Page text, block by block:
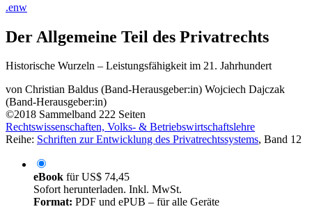
.enw
Der Allgemeine Teil des Privatrechts
Historische Wurzeln – Leistungsfähigkeit im 21. Jahrhundert
von Christian Baldus (Band-Herausgeber:in) Wojciech Dajczak
(Band-Herausgeber:in)
©2018 Sammelband 222 Seiten
Rechtswissenschaften, Volks- & Betriebswirtschaftslehre
Reihe: Schriften zur Entwicklung des Privatrechtssystems, Band 12
eBook fürUS$ 74,45
Sofort herunterladen. Inkl. MwSt.
Format: PDF und ePUB – für alle Geräte